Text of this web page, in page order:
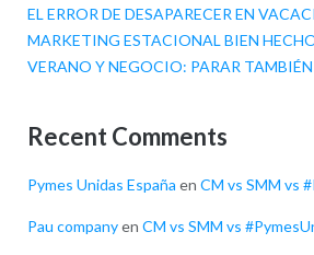
EL ERROR DE DESAPARECER EN
MARKETING ESTACIONAL BIEN
VERANO Y NEGOCIO: PARAR
Recent Comments
Pymes Unidas España en CM vs SMM vs
Pau companyen CM vs SMM vs